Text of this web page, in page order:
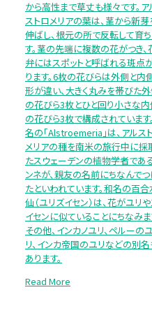
から高性まで草丈も様々です。ア
ストロメリアの葉は、茎から新芽
伸ばし、根元の所で反転して育
す。茎の先端に複数の花がつき、
弁にはスポットと呼ばれる斑点
ります。6枚の花びらは外側と内
形が違い、大きく丸みを帯びた
の花びら3枚とひと回り小さな内
の花びら3枚で構成されています
名の「Alstroemeria」は、アルス
メリアの種を南米の旅行中に採
たスウェーデンの植物学者であ
ンネが、親友の名前にちなんで
たといわれています。和名の百合
仙（ユリズイセン）は、花がユリや
イセンに似ていることにちなみま
その他、インカノユリ、ペルーのユ
リ、インカ帝国のユリなどの別名
あります。
Read More